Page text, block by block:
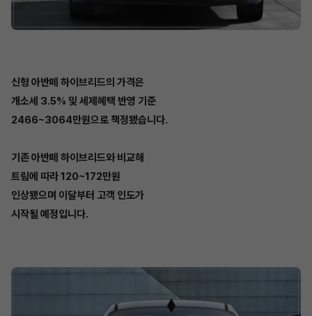
신형 아반떼 하이브리드의 가격은
개소세 3.5% 및 세제혜택 반영 기준
2466~3064만원으로 책정됐습니다.
기존 아반떼 하이브리드와 비교해
트림에 따라 120~172만원
인상됐으며 이달부터 고객 인도가
시작될 예정입니다.